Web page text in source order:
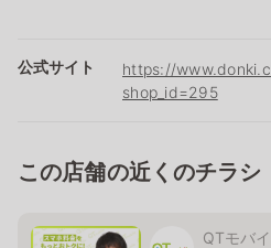
公式サイト
https://
shop_id=295
この店舗の近くのチラシ
QTモバ